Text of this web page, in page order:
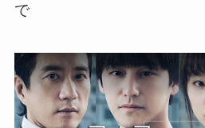
で
この動画を YouTube で視聴